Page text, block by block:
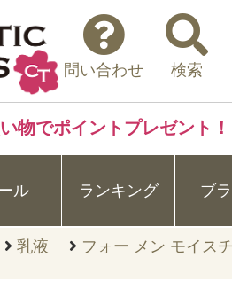
乳液 フォー メン モイス
問い合わせ 検索
物でポイントプレゼント！
ル ランキング ブ